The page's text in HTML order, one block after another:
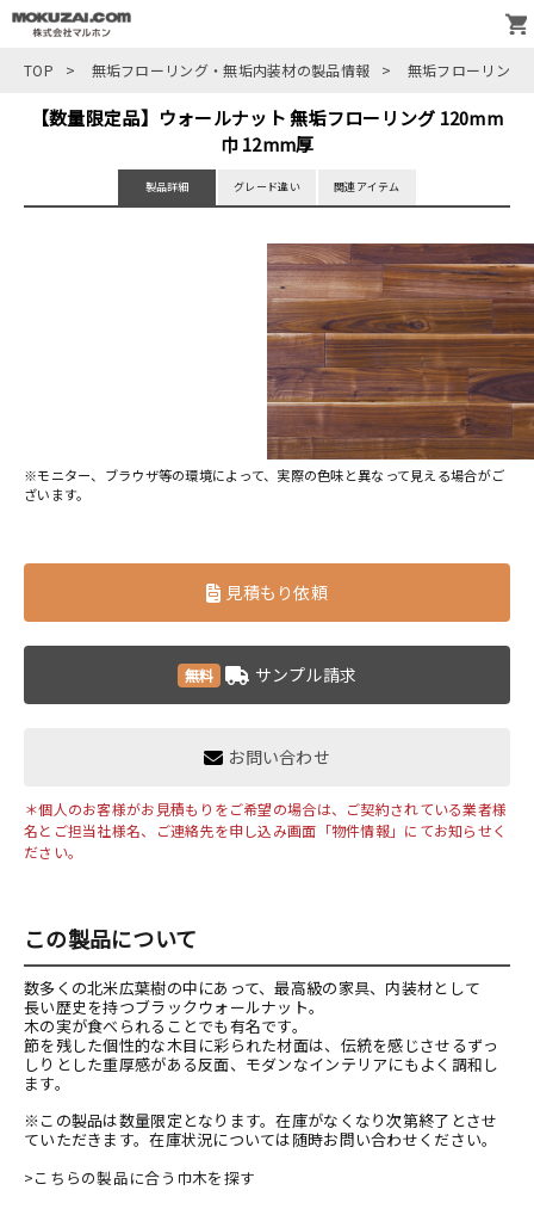
TOP > 無垢フローリング・無垢内装材の製品情報 > 無垢フローリング
【数量限定品】ウォールナット 無垢フローリング 120mm
巾 12mm厚
製品詳細 グレード違い 関連アイテム
※モニター、ブラウザ等の環境によって、実際の色味と異なって見える場合がご
ざいます。
見積もり依頼
無料 サンプル請求
お問い合わせ
＊個人のお客様がお見積もりをご希望の場合は、ご契約されている業者様
名とご担当社様名、ご連絡先を申し込み画面「物件情報」にてお知らせく
ださい。
この製品について
数多くの北米広葉樹の中にあって、最高級の家具、内装材として
長い歴史を持つブラックウォールナット。
木の実が食べられることでも有名です。
節を残した個性的な木目に彩られた材面は、伝統を感じさせるずっ
しりとした重厚感がある反面、モダンなインテリアにもよく調和し
ます。
※この製品は数量限定となります。在庫がなくなり次第終了とさせ
ていただきます。在庫状況については随時お問い合わせください。
>こちらの製品に合う巾木を探す